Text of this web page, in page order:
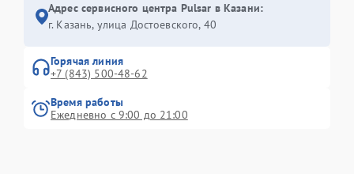
Адрес сервисного центра Pulsar в Казани:
г. Казань, улица Достоевского, 40
Горячая линия
+7 (843) 500-48-62
Время работы
Ежедневно с 9:00 до 21:00